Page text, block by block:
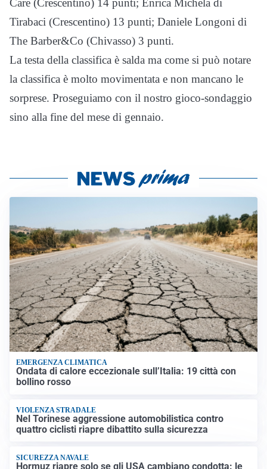
Care (Crescentino) 14 punti; Enrica Michela di
Tirabaci (Crescentino) 13 punti; Daniele Longoni di
The Barber&Co (Chivasso) 3 punti.
La testa della classifica è salda ma come si può notare
la classifica è molto movimentata e non mancano le
sorprese. Proseguiamo con il nostro gioco-sondaggio
sino alla fine del mese di gennaio.
EMERGENZA CLIMATICA
Ondata di calore eccezionale sull’Italia: 19 città con
bollino rosso
VIOLENZA STRADALE
Nel Torinese aggressione automobilistica contro
quattro ciclisti riapre dibattito sulla sicurezza
SICUREZZA NAVALE
Hormuz riapre solo se gli USA cambiano condotta: le